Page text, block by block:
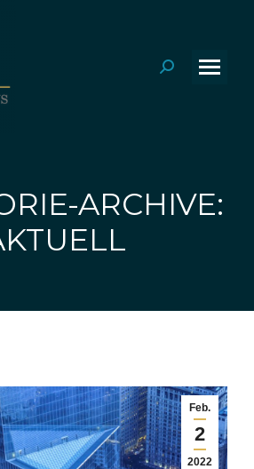
Search:
ARCHIVE:
Feb.
2
2022